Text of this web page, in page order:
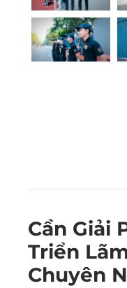
Cần Giải
Triển
Chuyên